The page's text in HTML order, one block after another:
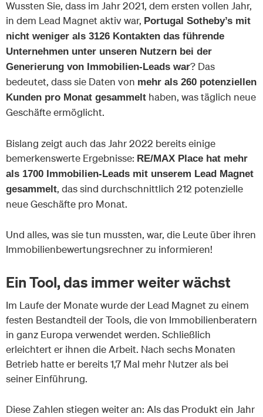
Wussten Sie, dass im Jahr 2021, dem ersten vollen Jahr,
in dem Lead Magnet aktiv war, Portugal Sotheby’s mit
nicht weniger als 3126 Kontakten das führende
Unternehmen unter unseren Nutzern bei der
Generierung von Immobilien-Leads war? Das
bedeutet, dass sie Daten von mehr als 260 potenziellen
Kunden pro Monat gesammelt haben, was täglich neue
Geschäfte ermöglicht.
Bislang zeigt auch das Jahr 2022 bereits einige
bemerkenswerte Ergebnisse: RE/MAX Place hat mehr
als 1700 Immobilien-Leads mit unserem Lead Magnet
gesammelt, das sind durchschnittlich 212 potenzielle
neue Geschäfte pro Monat.
Und alles, was sie tun mussten, war, die Leute über ihren
Immobilienbewertungsrechner zu informieren!
Ein Tool, das immer weiter wächst
Im Laufe der Monate wurde der Lead Magnet zu einem
festen Bestandteil der Tools, die von Immobilienberatern
in ganz Europa verwendet werden. Schließlich
erleichtert er ihnen die Arbeit. Nach sechs Monaten
Betrieb hatte er bereits 1,7 Mal mehr Nutzer als bei
seiner Einführung.
Diese Zahlen stiegen weiter an: Als das Produkt ein Jahr